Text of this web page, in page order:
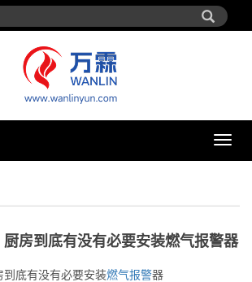
导
房到底有没有必要安装燃气报警器
底有没有必要安装燃气报警器